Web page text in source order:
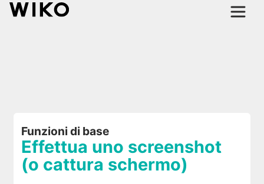
Funzioni di base
Effettua uno screenshot
(o cattura schermo)